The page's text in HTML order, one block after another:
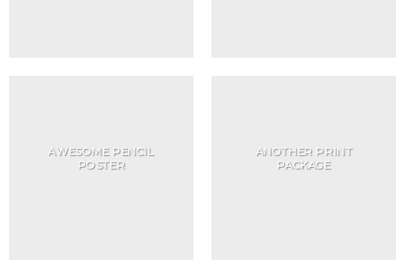
AWESOME PENCIL
POSTER
ANOTHER PRINT
PACKAGE